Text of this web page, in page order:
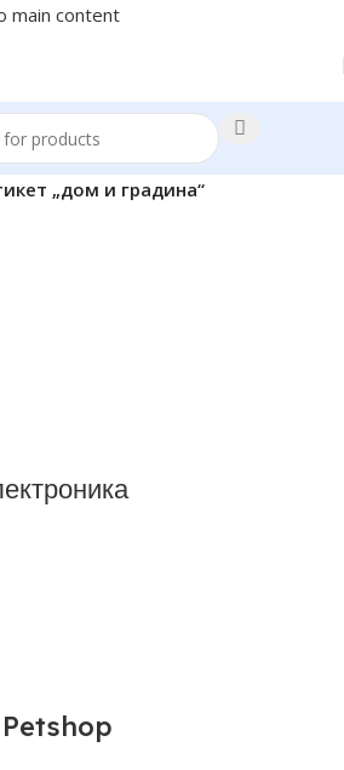
main content
„дом и градина“